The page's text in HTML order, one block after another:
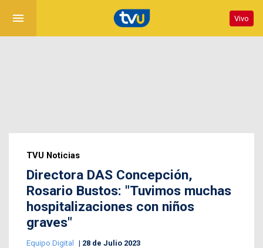
menu Vivo
TVU Noticias
Directora DAS Concepción,
Rosario Bustos: "Tuvimos muchas
hospitalizaciones con niños
graves"
Equipo Digital 28 de Julio 2023